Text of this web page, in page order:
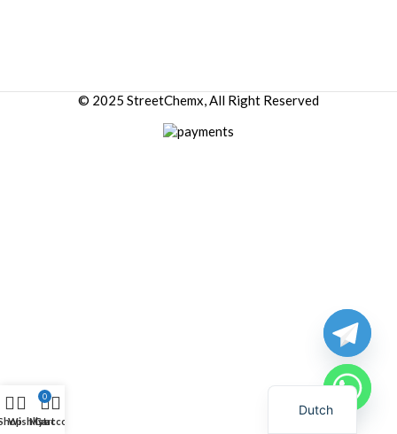
© 2025 StreetChemx, All Right Reserved
Wishlist
0
Cart
My account
Dutch